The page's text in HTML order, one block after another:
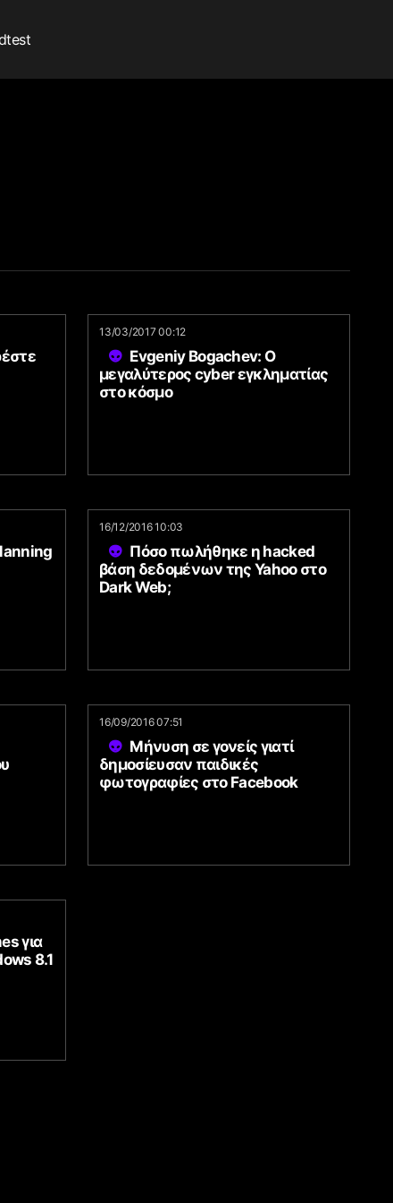
13/03/2017 00:12
Evgeniy Bogachev: Ο
μεγαλύτερος cyber εγκληματίας
στο κόσμο
16/12/2016 10:03
Πόσο πωλήθηκε η hacked
βάση δεδομένων της Yahoo στο
Dark Web;
16/09/2016 07:51
Μήνυση σε γονείς γιατί
δημοσίευσαν παιδικές
φωτογραφίες στο Facebook
για
8.1